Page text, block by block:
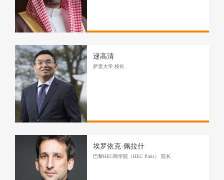
逯高清
萨里大学 校长
埃罗依克·佩拉什
巴黎HEC商学院（HEC Paris） 院长